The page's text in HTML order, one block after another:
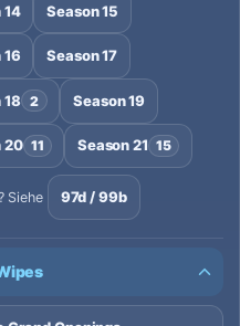
14 Season 15
16 Season 17
18 2 Season 19
20 11 Season 21 15
Siehe 97d / 99b